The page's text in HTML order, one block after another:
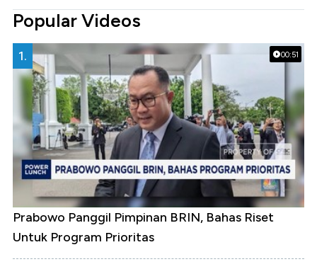
Popular Videos
00:51
1.
Prabowo Panggil Pimpinan BRIN, Bahas Riset
Untuk Program Prioritas